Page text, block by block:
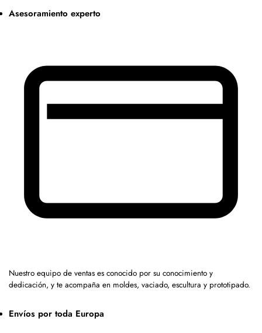
Asesoramiento experto
Nuestro equipo de ventas es conocido por su conocimiento y
dedicación, y te acompaña en moldes, vaciado, escultura y prototipado.
Envíos por toda Europa